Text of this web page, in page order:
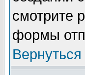
смотрите
формы